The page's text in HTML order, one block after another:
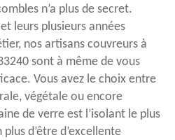
n’a plus de secret.
leurs plusieurs années
nos artisans couvreurs à
sont à même de vous
Vous avez le choix entre
végétale ou encore
de verre est l’isolant le plus
d’être d’excellente